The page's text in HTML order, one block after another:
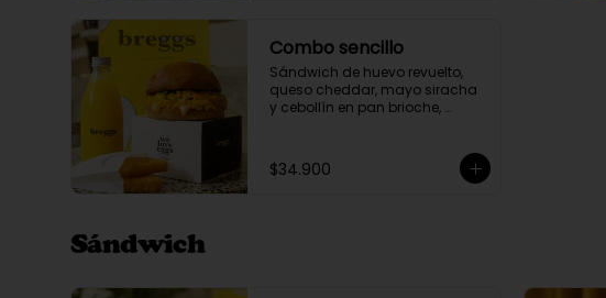
Combo sencillo
Sándwich de huevo revuelto,
queso cheddar, mayo siracha
y cebollín en pan brioche,
$34.900
Sándwich